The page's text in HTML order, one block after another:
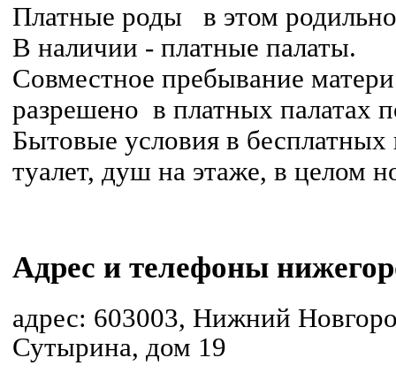
Платные роды в этом
В наличии - платные палаты.
Совместное пребывание
разрешено в платных палатах
Бытовые условия в бесплатных
туалет, душ на этаже, в целом
Адрес и телефоны
адрес: 603003, Нижний
Сутырина, дом 19